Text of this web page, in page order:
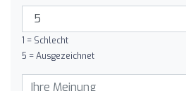
1 = Schlecht
5 = Ausgezeichnet